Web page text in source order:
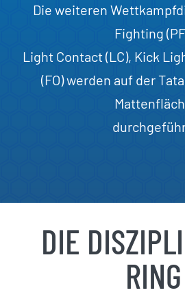
Die weiteren
Fighting
Light Contact (LC), Kick
(FO) werden auf der
DIE
RING